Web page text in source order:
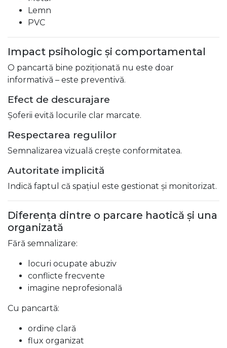
Lemn
PVC
Impact psihologic și comportamental
O pancartă bine poziționată nu este doar
informativă – este preventivă.
Efect de descurajare
Șoferii evită locurile clar marcate.
Respectarea regulilor
Semnalizarea vizuală crește conformitatea.
Autoritate implicită
Indică faptul că spațiul este gestionat și monitorizat.
Diferența dintre o parcare haotică și una
organizată
Fără semnalizare:
locuri ocupate abuziv
conflicte frecvente
imagine neprofesională
Cu pancartă:
ordine clară
flux organizat